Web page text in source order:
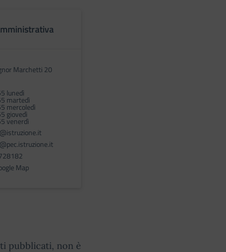
Marchetti 20
lunedì
martedì
mercoledì
giovedì
venerdì
Map
pubblicati, non è